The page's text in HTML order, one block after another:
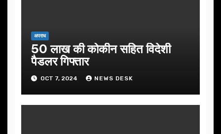
अपराध
50 लाख की कोकीन सहित विदेशी
पैडलर गिफ्तार
OCT 7, 2024 NEWS DESK